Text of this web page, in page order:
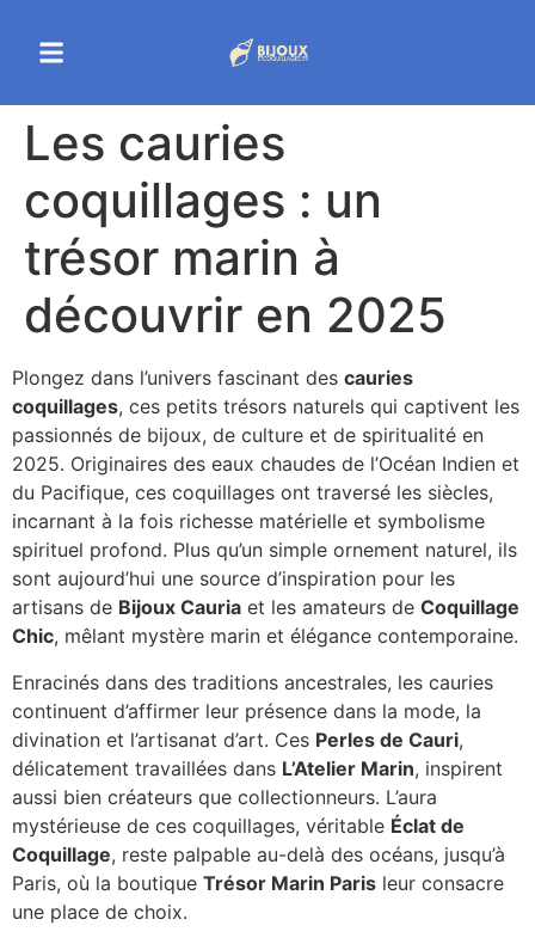
Les cauries
coquillages : un
trésor marin à
découvrir en 2025
Plongez dans l’univers fascinant des cauries
coquillages, ces petits trésors naturels qui captivent les
passionnés de bijoux, de culture et de spiritualité en
2025. Originaires des eaux chaudes de l’Océan Indien et
du Pacifique, ces coquillages ont traversé les siècles,
incarnant à la fois richesse matérielle et symbolisme
spirituel profond. Plus qu’un simple ornement naturel, ils
sont aujourd’hui une source d’inspiration pour les
artisans de Bijoux Cauria et les amateurs de Coquillage
Chic, mêlant mystère marin et élégance contemporaine.
Enracinés dans des traditions ancestrales, les cauries
continuent d’affirmer leur présence dans la mode, la
divination et l’artisanat d’art. Ces Perles de Cauri,
délicatement travaillées dans L’Atelier Marin, inspirent
aussi bien créateurs que collectionneurs. L’aura
mystérieuse de ces coquillages, véritable Éclat de
Coquillage, reste palpable au-delà des océans, jusqu’à
Paris, où la boutique Trésor Marin Paris leur consacre
une place de choix.